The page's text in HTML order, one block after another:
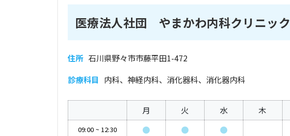
医療法人社団 やまかわ内科クリニック
住所 石川県野々市市藤平田1-472
診療科目 内科、神経内科、消化器科、消化器内科
月 火 水 木
09:00 ~ 12:30 ● ● ●